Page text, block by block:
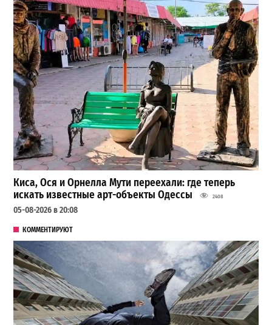
Киса, Ося и Орнелла Мути переехали: где теперь
искать известные арт-объекты Одессы
2408
05-08-2026 в 20:08
КОММЕНТИРУЮТ